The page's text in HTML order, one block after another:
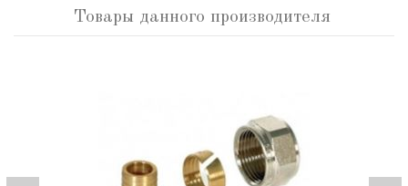
Товары данного производителя